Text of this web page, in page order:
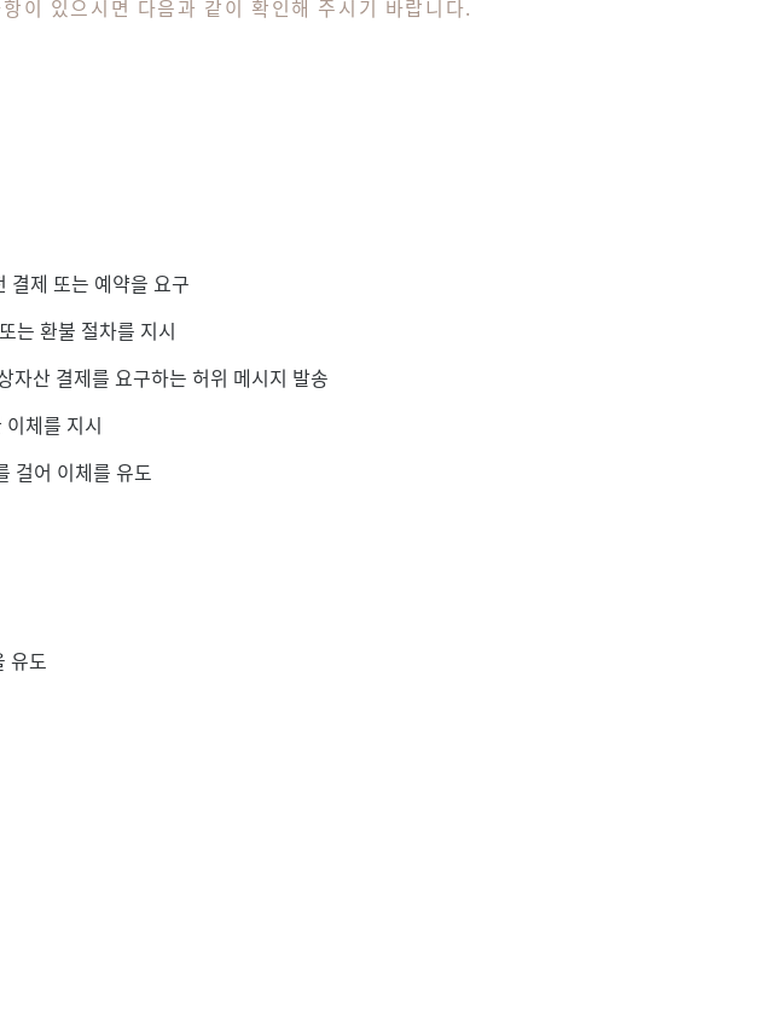
이 있으시면 다음과 같이 확인해 주시기 바랍니다.
결제 또는 예약을 요구
는 환불 절차를 지시
산 결제를 요구하는 허위 메시지 발송
체를 지시
걸어 이체를 유도
유도